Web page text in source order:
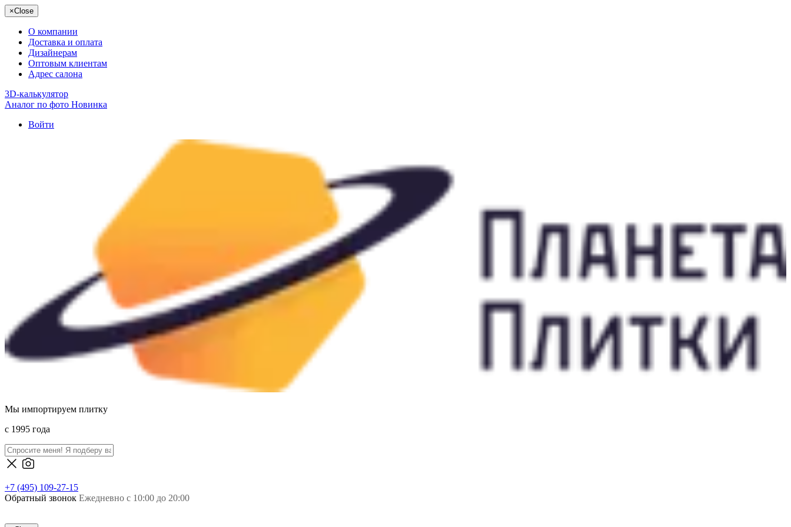
×Close
О компании
Доставка и оплата
Дизайнерам
Оптовым клиентам
Адрес салона
3D-калькулятор
Аналог по фото Новинка
Войти
Мы импортируем плитку
c 1995 года
+7 (495) 109-27-15
Обратный звонок Ежедневно с 10:00 до 20:00